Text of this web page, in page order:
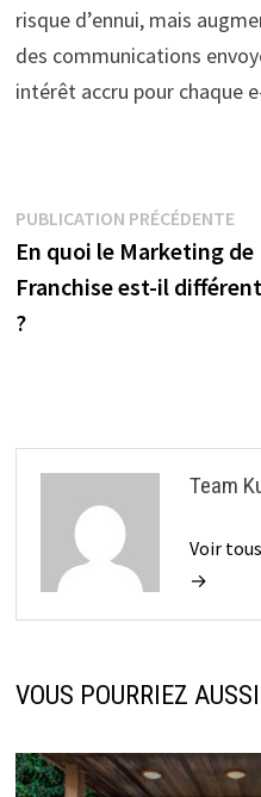
risque d’ennui, mais
des communications
intérêt accru pour chaque
Navigation
de
l’article
PUBLICATION PRÉCÉDENTE
En quoi le Marketing de
Franchise est-il différent
?
Team
Voir
→
VOUS POURRIEZ